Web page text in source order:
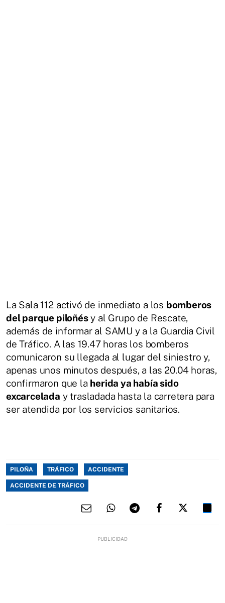
La Sala 112 activó de inmediato a los bomberos
del parque piloñésy al Grupo de Rescate,
además de informar al SAMU y a la Guardia Civil
de Tráfico. A las 19.47 horas los bomberos
comunicaron su llegada al lugar del siniestro y,
apenas unos minutos después, a las 20.04 horas,
confirmaron que la herida ya había sido
excarcelada y trasladada hasta la carretera para
ser atendida por los servicios sanitarios.
PILOÑA TRÁFICO ACCIDENTE
ACCIDENTE DE TRÁFICO